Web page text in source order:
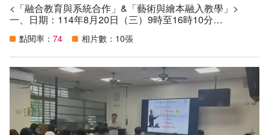
<「融合教育與系統合作」&「藝術與繪本融入教學」>
一、日期：114年8月20日（三）9時至16時10分
下：https://meet.google.com/jmk-gbgz-xwq
三、講師：臺北市楊元安老師（羊羊老師）
四、參加資格：
（一）本縣所轄高級中等以下學校之普通班教師。
（二）對本研習主題有興趣之教師。
五、目的：
（一）提升本縣所屬高級中等以下學校教師及相關人員特殊
教育專業知能，促進特教專業發展，以提供特殊教育學生多
點閱率： 74 相片數：10張